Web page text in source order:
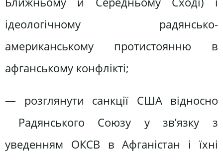
ідеологічному радянсько-
американському протистоянню в
афганському конфлікті;
— розглянути санкції США відносно
Радянського Союзу у зв’язку з
уведенням ОКСВ в Афганістан і їхні